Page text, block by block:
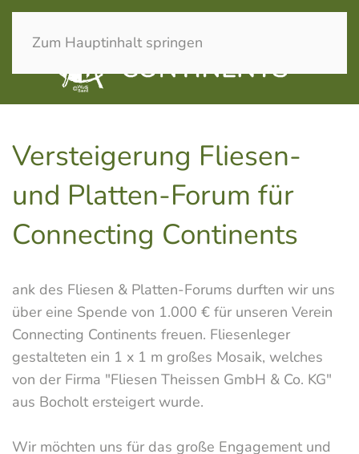
Zum Hauptinhalt springen
Versteigerung Fliesen-
und Platten-Forum für
Connecting Continents
ank des Fliesen & Platten-Forums durften wir uns
über eine Spende von 1.000 € für unseren Verein
Connecting Continents freuen. Fliesenleger
gestalteten ein 1 x 1 m großes Mosaik, welches
von der Firma "Fliesen Theissen GmbH & Co. KG"
aus Bocholt ersteigert wurde.
Wir möchten uns für das große Engagement und